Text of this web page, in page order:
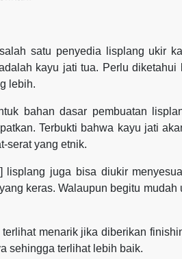
satu penyedia lisplang ukir
kayu jati tua. Perlu
lebih.
bahan dasar pembuatan
Terbukti bahwa kayu jati
serat yang etnik.
lisplang juga bisa diukir
keras. Walaupun begitu
menarik jika diberikan
sehingga terlihat lebih baik.